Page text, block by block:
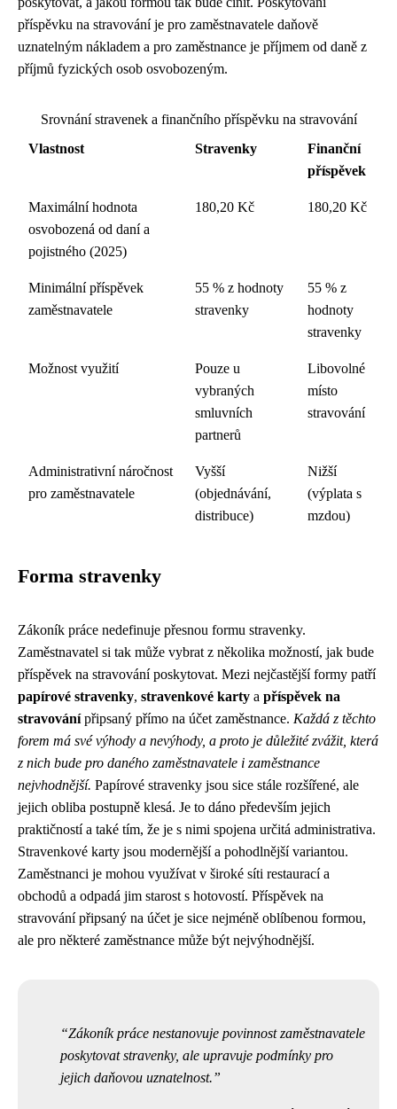
příspěvku na stravování je pro zaměstnavatele daňově
uznatelným nákladem a pro zaměstnance je příjmem od daně z
příjmů fyzických osob osvobozeným.
Srovnání stravenek a finančního příspěvku na stravování
Vlastnost
Stravenky
Finanční
příspěvek
Maximální hodnota
osvobozená od daní a
pojistného (2025)
180,20 Kč 180,20 Kč
Minimální příspěvek
zaměstnavatele
55 % z hodnoty
stravenky
55 % z
hodnoty
stravenky
Možnost využití
Pouze u
vybraných
smluvních
partnerů
Libovolné
místo
stravování
Administrativní náročnost
pro zaměstnavatele
Vyšší
(objednávání,
distribuce)
Nižší
(výplata s
mzdou)
Forma stravenky
Zákoník práce nedefinuje přesnou formu stravenky.
Zaměstnavatel si tak může vybrat z několika možností, jak bude
příspěvek na stravování poskytovat. Mezi nejčastější formy patří
papírové stravenky, stravenkové karty a příspěvek na
stravovánípřipsaný přímo na účet zaměstnance. Každá z těchto
forem má své výhody a nevýhody, a proto je důležité zvážit, která
z nich bude pro daného zaměstnavatele i zaměstnance
nejvhodnější. Papírové stravenky jsou sice stále rozšířené, ale
jejich obliba postupně klesá. Je to dáno především jejich
praktičností a také tím, že je s nimi spojena určitá administrativa.
Stravenkové karty jsou modernější a pohodlnější variantou.
Zaměstnanci je mohou využívat v široké síti restaurací a
obchodů a odpadá jim starost s hotovostí. Příspěvek na
stravování připsaný na účet je sice nejméně oblíbenou formou,
ale pro některé zaměstnance může být nejvýhodnější.
Zákoník práce nestanovuje povinnost zaměstnavatele
poskytovat stravenky, ale upravuje podmínky pro
jejich daňovou uznatelnost.